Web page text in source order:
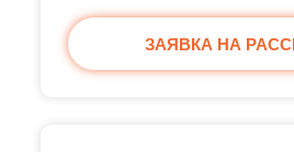
ЗАЯВКА НА